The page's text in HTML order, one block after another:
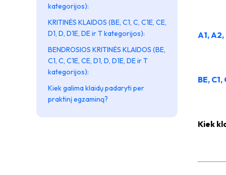
kategorijos):
KRITINĖS KLAIDOS (BE, C1, C, C1E, CE,
D1, D, D1E, DE ir T kategorijos):
BENDROSIOS KRITINĖS KLAIDOS (BE,
C1, C, C1E, CE, D1, D, D1E, DE ir T
kategorijos):
Kiek galima klaidų padaryti per
praktinį egzaminą?
A1,
BE,
Kiek